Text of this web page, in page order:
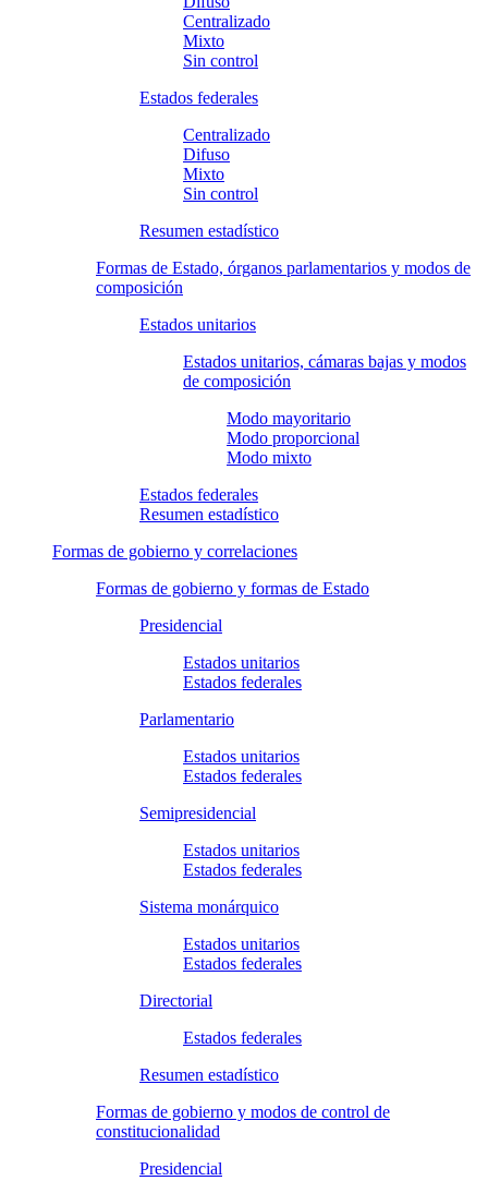
Centralizado
Mixto
Sin control
Estados federales
Centralizado
Difuso
Mixto
Sin control
Resumen estadístico
Formas de Estado, órganos parlamentarios y modos de
composición
Estados unitarios
Estados unitarios, cámaras bajas y modos
de composición
Modo mayoritario
Modo proporcional
Modo mixto
Estados federales
Resumen estadístico
Formas de gobierno y correlaciones
Formas de gobierno y formas de Estado
Presidencial
Estados unitarios
Estados federales
Parlamentario
Estados unitarios
Estados federales
Semipresidencial
Estados unitarios
Estados federales
Sistema monárquico
Estados unitarios
Estados federales
Directorial
Estados federales
Resumen estadístico
Formas de gobierno y modos de control de
constitucionalidad
Presidencial